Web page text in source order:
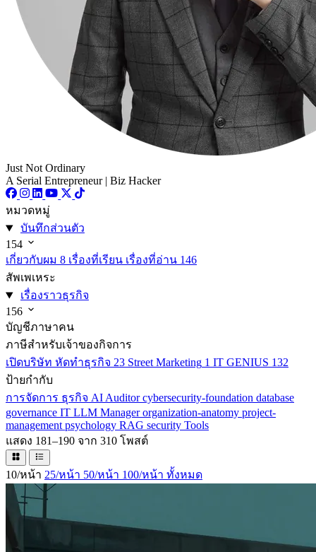
Just Not Ordinary
A Serial Entrepreneur | Biz Hacker
หมวดหมู่
บันทึกส่วนตัว
154
เกี่ยวกับผม 8 เรื่องที่เรียน เรื่องที่อ่าน 146
สัพเพเหระ
เรื่องราวธุรกิจ
156
บัญชีภาษาคน
ภาษีสำหรับเจ้าของกิจการ
เปิดบริษัท หัดทำธุรกิจ 23 Street Marketing 1 IT GENIUS 132
ป้ายกำกับ
การจัดการ ธุรกิจ AI Auditorcybersecurity-foundation database
governance IT LLM Managerorganization-anatomy project-
management psychology RAG security Tools
แสดง 181–190 จาก 310 โพสต์
10/หน้า 25/หน้า 50/หน้า 100/หน้า ทั้งหมด